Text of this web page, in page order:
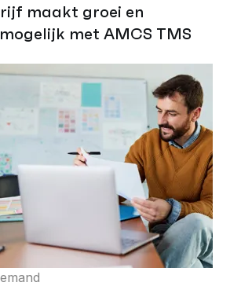
maakt groei en
met AMCS TMS